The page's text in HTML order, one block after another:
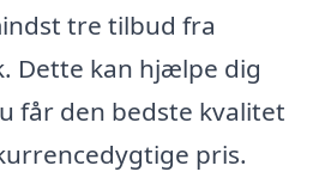
tre tilbud fra
Dette kan hjælpe dig
får den bedste kvalitet
pris.